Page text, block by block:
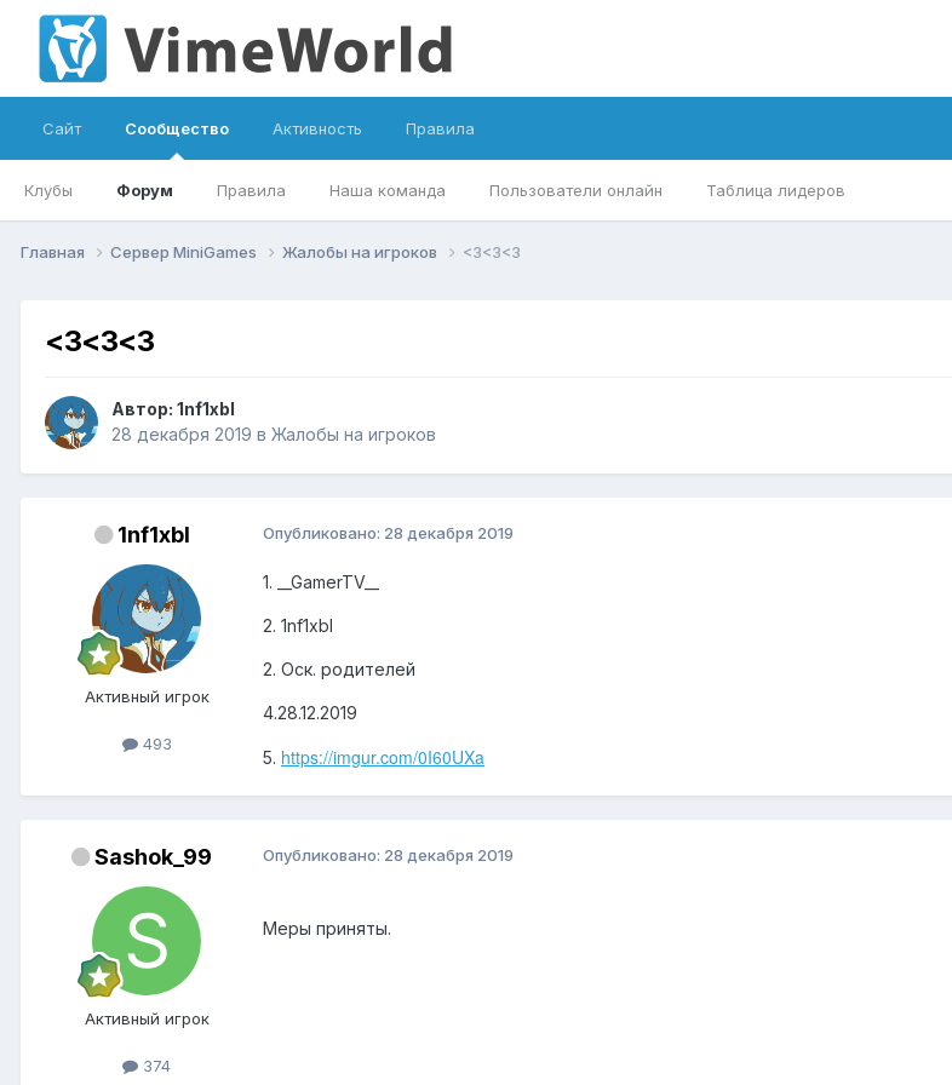
Сайт Сообщество
Клубы Форум Правила Наша команда Пользователи онлайн Таблица лидеров
Активность Правила
Главная Сервер MiniGames Жалобы на игроков <3<3<3
<3<3<3
Автор: 1nf1xbl
28 декабря 2019 в Жалобы на игроков
1nf1xbl
Активный игрок
493
Опубликовано: 28 декабря 2019
1. __GamerTV__
2. 1nf1xbl
2. Оск. родителей
4.28.12.2019
5. https://imgur.com/0I60UXa
Sashok_99
Активный игрок
374
Опубликовано: 28 декабря 2019
Меры приняты.